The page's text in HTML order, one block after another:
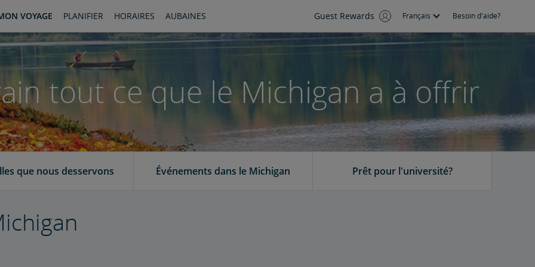
VOYAGE PLANIFIER HORAIRES AUBAINES Guest Rewards Français Besoin d'aide?
tout ce que le Michigan a à offrir
que nous desservons Événements dans le Michigan Prêt pour l'université?